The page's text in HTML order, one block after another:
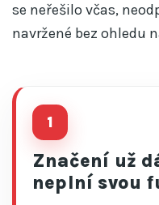
se neřešilo včas,
navržené bez ohledu
1
Značení už
neplní svou